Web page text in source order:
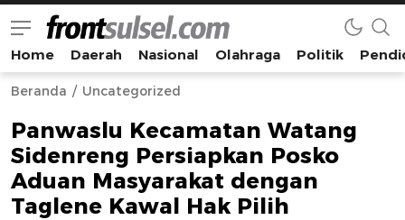
Frontsulsel.com
Terdepan Mengabarkan dari Sulawesi Selatan
Home Daerah Nasional Olahraga Politik
Beranda Uncategorized
Panwaslu Kecamatan Watang
Sidenreng Persiapkan Posko
Aduan Masyarakat dengan
Taglene Kawal Hak Pilih